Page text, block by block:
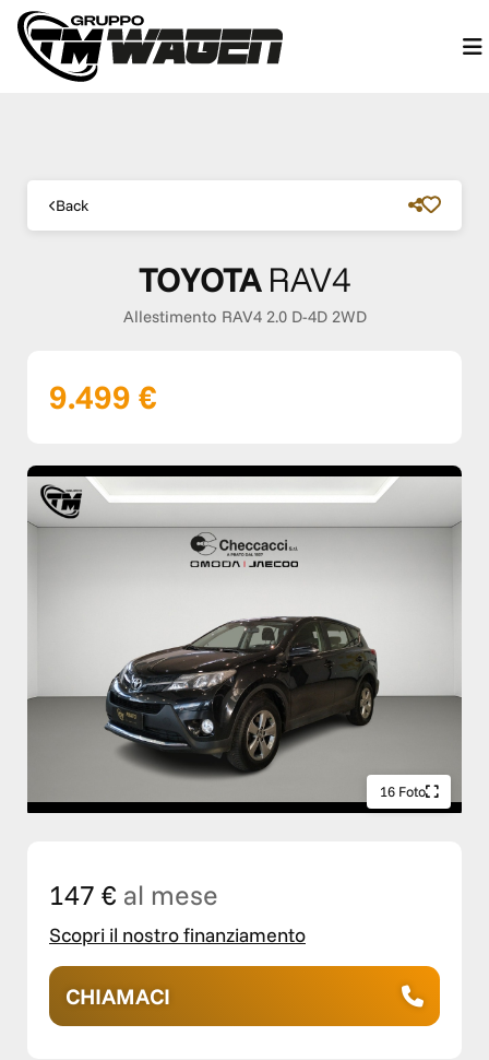
Back
TOYOTA RAV4
Allestimento RAV4 2.0 D-4D 2WD
9.499 €
16 Foto
147 € al mese
Scopri il nostro finanziamento
CHIAMACI